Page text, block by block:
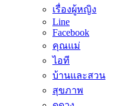
เรื่องผู้หญิง
Line
Facebook
คุณแม่
ไอที
บ้านและสวน
สุขภาพ